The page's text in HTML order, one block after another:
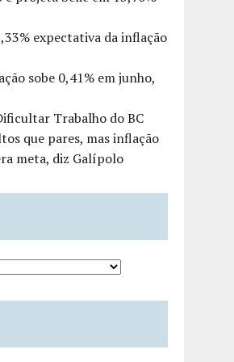
expectativa da inflação
sobe 0,41% em junho,
Trabalho do BC
que pares, mas inflação
meta, diz Galípolo